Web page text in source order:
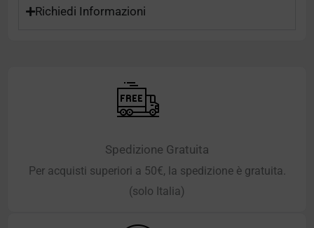
Richiedi Informazioni
Spedizione Gratuita
Per acquisti superiori a 50€, la spedizione è gratuita.
(solo Italia)